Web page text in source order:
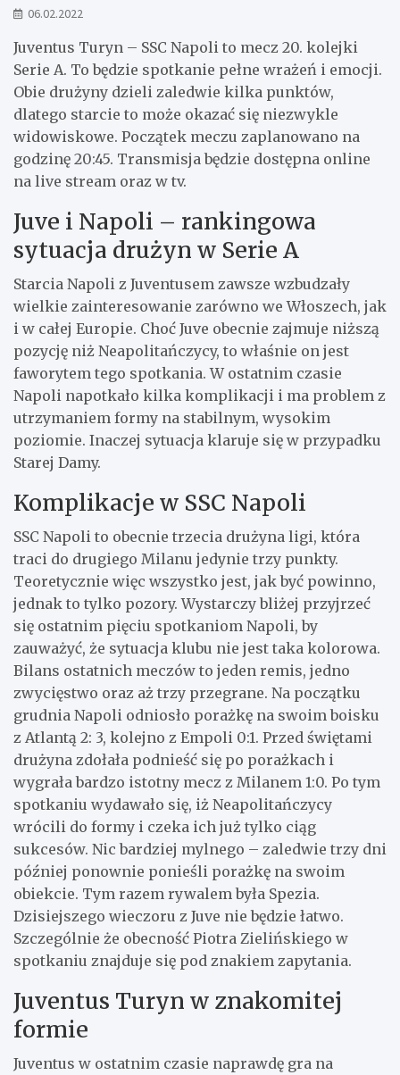
06.02.2022
Juventus Turyn – SSC Napoli to mecz 20. kolejki
Serie A. To będzie spotkanie pełne wrażeń i emocji.
Obie drużyny dzieli zaledwie kilka punktów,
dlatego starcie to może okazać się niezwykle
widowiskowe. Początek meczu zaplanowano na
godzinę 20:45. Transmisja będzie dostępna online
na live stream oraz w tv.
Juve i Napoli – rankingowa
sytuacja drużyn w Serie A
Starcia Napoli z Juventusem zawsze wzbudzały
wielkie zainteresowanie zarówno we Włoszech, jak
i w całej Europie. Choć Juve obecnie zajmuje niższą
pozycję niż Neapolitańczycy, to właśnie on jest
faworytem tego spotkania. W ostatnim czasie
Napoli napotkało kilka komplikacji i ma problem z
utrzymaniem formy na stabilnym, wysokim
poziomie. Inaczej sytuacja klaruje się w przypadku
Starej Damy.
Komplikacje w SSC Napoli
SSC Napoli to obecnie trzecia drużyna ligi, która
traci do drugiego Milanu jedynie trzy punkty.
Teoretycznie więc wszystko jest, jak być powinno,
jednak to tylko pozory. Wystarczy bliżej przyjrzeć
się ostatnim pięciu spotkaniom Napoli, by
zauważyć, że sytuacja klubu nie jest taka kolorowa.
Bilans ostatnich meczów to jeden remis, jedno
zwycięstwo oraz aż trzy przegrane. Na początku
grudnia Napoli odniosło porażkę na swoim boisku
z Atlantą 2: 3, kolejno z Empoli 0:1. Przed świętami
drużyna zdołała podnieść się po porażkach i
wygrała bardzo istotny mecz z Milanem 1:0. Po tym
spotkaniu wydawało się, iż Neapolitańczycy
wrócili do formy i czeka ich już tylko ciąg
sukcesów. Nic bardziej mylnego – zaledwie trzy dni
później ponownie ponieśli porażkę na swoim
obiekcie. Tym razem rywalem była Spezia.
Dzisiejszego wieczoru z Juve nie będzie łatwo.
Szczególnie że obecność Piotra Zielińskiego w
spotkaniu znajduje się pod znakiem zapytania.
Juventus Turyn w znakomitej
formie
Juventus w ostatnim czasie naprawdę gra na